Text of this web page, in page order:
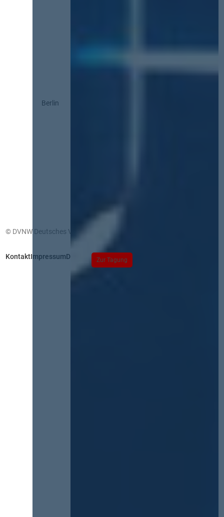
Zur Tagung
Berlin
© DVNW Deutsches Vergabenetzwerk GmbH
KontaktImpressumDatenschutz